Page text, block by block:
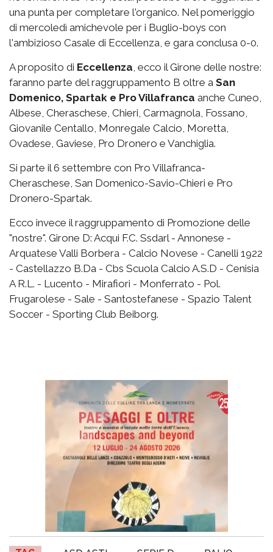
una punta per completare l'organico. Nel pomeriggio
di mercoledì amichevole per i Buglio-boys con
l'ambizioso Casale di Eccellenza, e gara conclusa 0-0.
A proposito di Eccellenza , ecco il Girone delle nostre:
faranno parte del raggruppamento B oltre a San
Domenico, Spartak e Pro Villafranca anche Cuneo,
Albese, Cheraschese, Chieri, Carmagnola, Fossano,
Giovanile Centallo, Monregale Calcio, Moretta,
Ovadese, Gaviese, Pro Dronero e Vanchiglia.
Si parte il 6 settembre con Pro Villafranca-
Cheraschese, San Domenico-Savio-Chieri e Pro
Dronero-Spartak.
Ecco invece il raggruppamento di Promozione delle
"nostre". Girone D: Acqui F.C. Ssdarl - Annonese -
Arquatese Valli Borbera - Calcio Novese - Canelli 1922
- Castellazzo B.Da - Cbs Scuola Calcio A.S.D - Cenisia
A R.L. - Lucento - Mirafiori - Monferrato - Pol.
Frugarolese - Sale - Santostefanese - Spazio Talent
Soccer - Sporting Club Beiborg.